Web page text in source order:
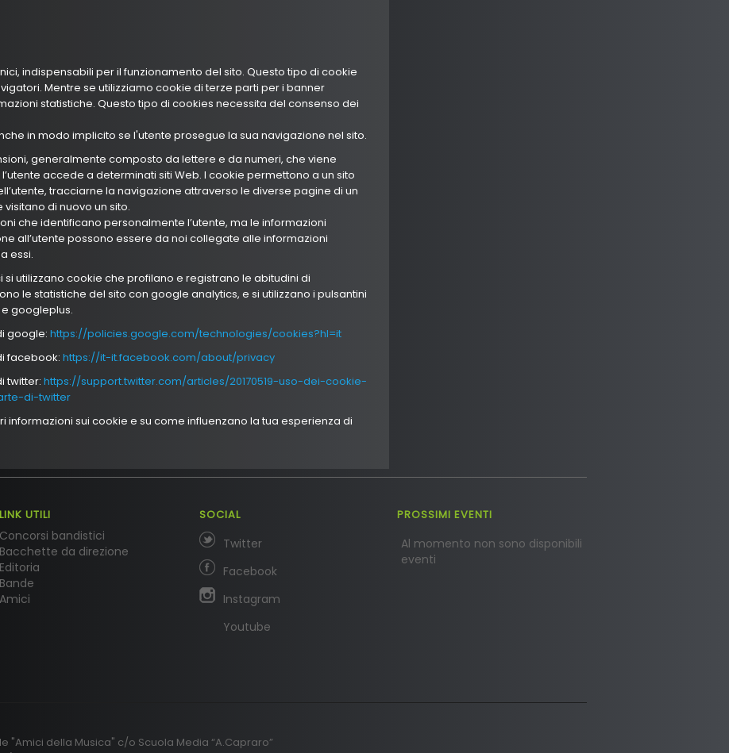
indispensabili per il funzionamento del sito. Questo tipo di cookie
Mentre se utilizziamo cookie di terze parti per i banner
statistiche. Questo tipo di cookies necessita del consenso dei
in modo implicito se l'utente prosegue la sua navigazione nel sito.
generalmente composto da lettere e da numeri, che viene
accede a determinati siti Web. I cookie permettono a un sito
tracciarne la navigazione attraverso le diverse pagine di un
di nuovo un sito.
che identificano personalmente l’utente, ma le informazioni
all’utente possono essere da noi collegate alle informazioni
essi.
utilizzano cookie che profilano e registrano le abitudini di
le statistiche del sito con google analytics, e si utilizzano i pulsantini
googleplus.
google: https://policies.google.com/technologies/cookies?hl=it
facebook: https://it-it.facebook.com/about/privacy
twitter: https://support.twitter.com/articles/20170519-uso-dei-cookie-
di-twitter
informazioni sui cookie e su come influenzano la tua esperienza di
LINK UTILI
Concorsi bandistici
Bacchette da direzione
Editoria
Bande
Amici
SOCIAL
Twitter
Facebook
Instagram
Youtube
PROSSIMI EVENTI
Al momento non sono disponibili
eventi
"Amici della Musica" c/o Scuola Media “A.Capraro”